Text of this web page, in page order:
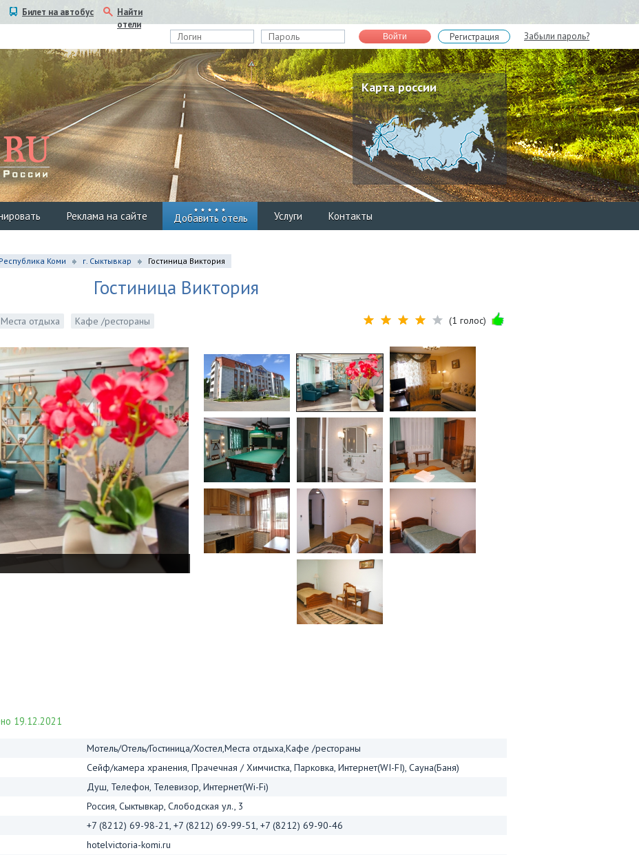
Билет на автобус
Найти
отели
Войти Регистрация Забыли пароль?
Карта россии
Реклама на сайте Добавить отель Услуги Контакты
Республика Коми г. Сыктывкар Гостиница Виктория
Гостиница Виктория
Места отдыха Кафе /рестораны (1 голос)
19.12.2021
Мотель/Отель/Гостиница/Хостел,Места отдыха,Кафе /рестораны
Сейф/камера хранения, Прачечная / Химчистка, Парковка, Интернет(WI-FI), Сауна(Баня)
Душ, Телефон, Телевизор, Интернет(Wi-Fi)
Россия, Сыктывкар, Слободская ул., 3
+7 (8212) 69-98-21, +7 (8212) 69-99-51, +7 (8212) 69-90-46
hotelvictoria-komi.ru